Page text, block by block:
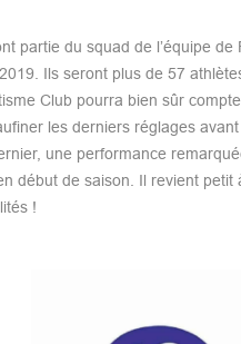
partie du squad de l’équipe
Ils seront plus de 57
Club pourra bien sûr
les derniers réglages
une performance
début de saison. Il revient
!